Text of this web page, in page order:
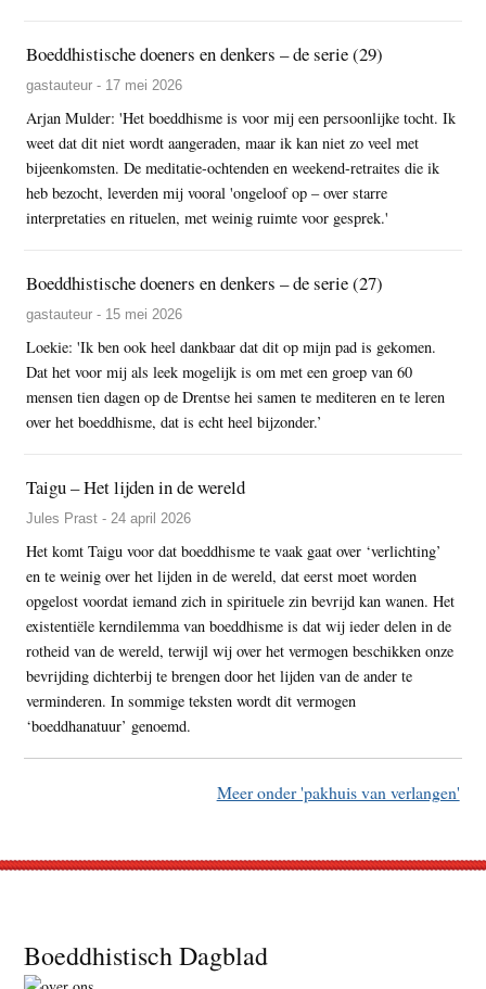
Boeddhistische doeners en denkers – de serie (29)
gastauteur - 17 mei 2026
Arjan Mulder: 'Het boeddhisme is voor mij een persoonlijke tocht. Ik
weet dat dit niet wordt aangeraden, maar ik kan niet zo veel met
bijeenkomsten. De meditatie-ochtenden en weekend-retraites die ik
heb bezocht, leverden mij vooral 'ongeloof op – over starre
interpretaties en rituelen, met weinig ruimte voor gesprek.'
Boeddhistische doeners en denkers – de serie (27)
gastauteur - 15 mei 2026
Loekie: 'Ik ben ook heel dankbaar dat dit op mijn pad is gekomen.
Dat het voor mij als leek mogelijk is om met een groep van 60
mensen tien dagen op de Drentse hei samen te mediteren en te leren
over het boeddhisme, dat is echt heel bijzonder.’
Taigu – Het lijden in de wereld
Jules Prast - 24 april 2026
Het komt Taigu voor dat boeddhisme te vaak gaat over ‘verlichting’
en te weinig over het lijden in de wereld, dat eerst moet worden
opgelost voordat iemand zich in spirituele zin bevrijd kan wanen. Het
existentiële kerndilemma van boeddhisme is dat wij ieder delen in de
rotheid van de wereld, terwijl wij over het vermogen beschikken onze
bevrijding dichterbij te brengen door het lijden van de ander te
verminderen. In sommige teksten wordt dit vermogen
‘boeddhanatuur’ genoemd.
Meer onder 'pakhuis van verlangen'
Footer
Boeddhistisch Dagblad